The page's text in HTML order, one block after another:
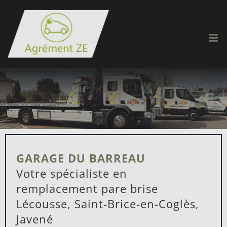
contenu
GARAGE DU BARREAU
Votre spécialiste en
remplacement pare brise
Lécousse, Saint-Brice-en-Coglès,
Javené